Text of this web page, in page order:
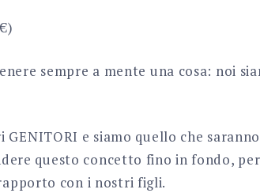
sempre a mente una cosa: noi
e siamo quello che
questo concetto fino in fondo,
con i nostri figli.